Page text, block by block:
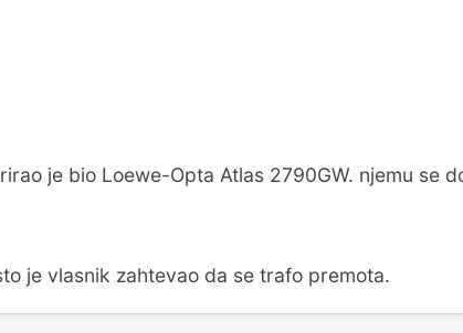
je bio Loewe-Opta Atlas 2790GW. njemu se
je vlasnik zahtevao da se trafo premota.